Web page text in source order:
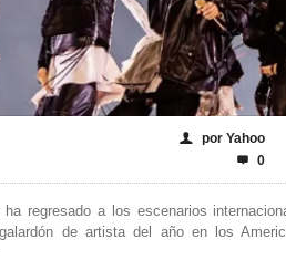
👤 por Yahoo
 0
regresado a los escenarios
de artista del año en los